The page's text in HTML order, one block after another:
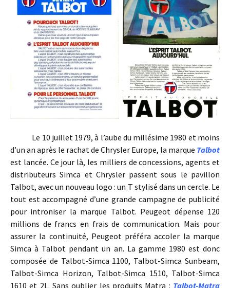
Le 10 juillet 1979, à l’aube du millésime 1980 et moins
d’un an après le rachat de Chrysler Europe, la marque Talbot
est lancée. Ce jour là, les milliers de concessions, agents et
distributeurs Simca et Chrysler passent sous le pavillon
Talbot, avec un nouveau logo : un T stylisé dans un cercle. Le
tout est accompagné d’une grande campagne de publicité
pour introniser la marque Talbot. Peugeot dépense 120
millions de francs en frais de communication. Mais pour
assurer la continuité, Peugeot préféra accoler la marque
Simca à Talbot pendant un an. La gamme 1980 est donc
composée de Talbot-Simca 1100, Talbot-Simca Sunbeam,
Talbot-Simca Horizon, Talbot-Simca 1510, Talbot-Simca
1610 et 2L. Sans oublier les produits Matra : Talbot-Matra